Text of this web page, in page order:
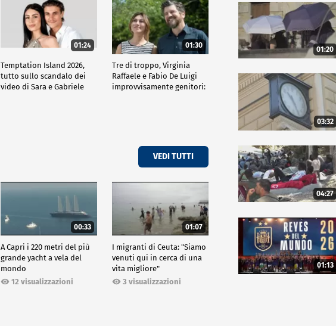
01:24
Temptation Island 2026,
tutto sullo scandalo dei
video di Sara e Gabriele
01:30
Tre di troppo, Virginia
Raffaele e Fabio De Luigi
improvvisamente genitori:
VEDI TUTTI
00:33
A Capri i 220 metri del più
grande yacht a vela del
mondo
12 visualizzazioni
01:07
I migranti di Ceuta: "Siamo
venuti qui in cerca di una
vita migliore"
3 visualizzazioni
01:20
03:32
04:27
01:13